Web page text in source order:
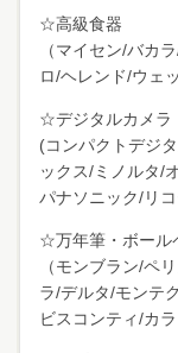
☆高級食器
（マイセン/バカ
ロ/ヘレンド/ウェ
☆デジタルカメラ
(コンパクトデジ
ックス/ミノルタ/
パナソニック/リ
☆万年筆・ボール
（モンブラン/ペ
ラ/デルタ/モンテ
ビスコンティ/カ